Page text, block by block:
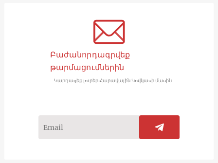
Բաժանորդագրվեք
թարմացումներին
Կարդացեք լուրեր Հարավային Կովկասի մասին